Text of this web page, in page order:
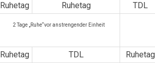
Ruhetag Ruhetag TDL
2 Tage „Ruhe“vor anstrengender Einheit
Ruhetag TDL
Ruhetag